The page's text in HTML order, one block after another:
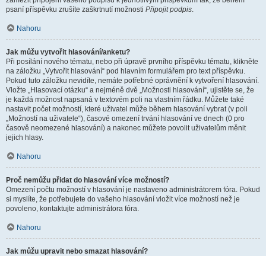
psaní příspěvku zrušíte zaškrtnutí možnosti Připojit podpis.
Nahoru
Jak můžu vytvořit hlasování/anketu?
Při posílání nového tématu, nebo při úpravě prvního příspěvku tématu, klikněte
na záložku „Vytvořit hlasování“ pod hlavním formulářem pro text příspěvku.
Pokud tuto záložku nevidíte, nemáte potřebné oprávnění k vytvoření hlasování.
Vložte „Hlasovací otázku“ a nejméně dvě „Možnosti hlasování“, ujistěte se, že
je každá možnost napsaná v textovém poli na vlastním řádku. Můžete také
nastavit počet možností, které uživatel může během hlasování vybrat (v poli
„Možností na uživatele“), časové omezení trvání hlasování ve dnech (0 pro
časově neomezené hlasování) a nakonec můžete povolit uživatelům měnit
jejich hlasy.
Nahoru
Proč nemůžu přidat do hlasování více možností?
Omezení počtu možností v hlasování je nastaveno administrátorem fóra. Pokud
si myslíte, že potřebujete do vašeho hlasování vložit více možností než je
povoleno, kontaktujte administrátora fóra.
Nahoru
Jak můžu upravit nebo smazat hlasování?